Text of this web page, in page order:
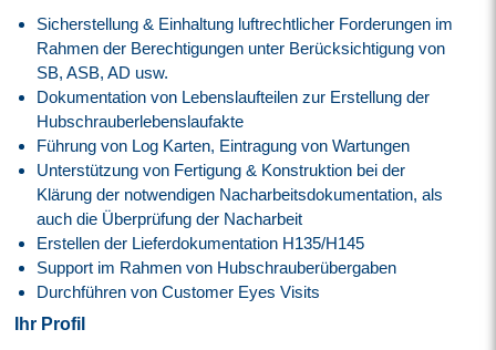
Sicherstellung & Einhaltung luftrechtlicher Forderungen im
Rahmen der Berechtigungen unter Berücksichtigung von
SB, ASB, AD usw.
Dokumentation von Lebenslaufteilen zur Erstellung der
Hubschrauberlebenslaufakte
Führung von Log Karten, Eintragung von Wartungen
Unterstützung von Fertigung & Konstruktion bei der
Klärung der notwendigen Nacharbeitsdokumentation, als
auch die Überprüfung der Nacharbeit
Erstellen der Lieferdokumentation H135/H145
Support im Rahmen von Hubschrauberübergaben
Durchführen von Customer Eyes Visits
Ihr Profil